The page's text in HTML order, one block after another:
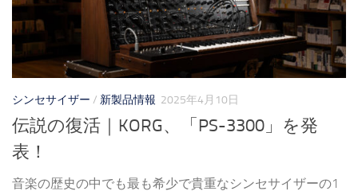
シンセサイザー / 新製品情報 2025年4月10日
伝説の復活｜KORG、「PS-3300」を発
表！
音楽の歴史の中でも最も希少で貴重なシンセサイザーの1